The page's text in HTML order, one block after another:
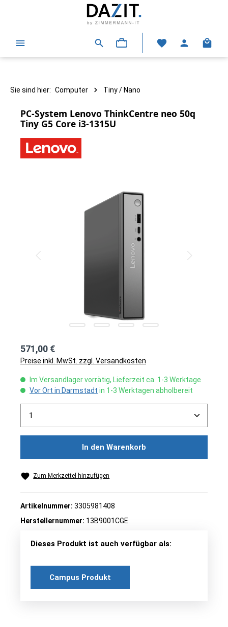
Sie sind hier: Computer Tiny / Nano
PC-System Lenovo ThinkCentre neo 50q
Tiny G5 Core i3-1315U
571,00 €
Preise inkl. MwSt. zzgl. Versandkosten
Im Versandlager vorrätig, Lieferzeit ca. 1-3 Werktage
Vor Ort in Darmstadt in 1-3 Werktagen abholbereit
Produkt Anzahl: Gib den gewünschten Wert ein
In den Warenkorb
Zum Merkzettel hinzufügen
Artikelnummer: 3305981408
Herstellernummer: 13B9001CGE
Dieses Produkt ist auch verfügbar als:
Campus Produkt